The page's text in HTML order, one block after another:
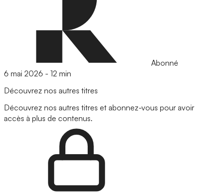
Abonné
6 mai 2026 - 12 min
Découvrez nos autres titres
Découvrez nos autres titres et abonnez-vous pour avoir
accès à plus de contenus.